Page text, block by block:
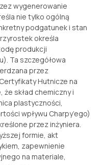
wygenerowanie
nie tylko ogólną
podgatunek i stan
określa
produkcji
Ta szczegółowa
przez
Hutnicze na
skład chemiczny i
plastyczności,
wpływu Charpy’ego)
przez inżyniera.
formie, akt
zapewnienie
na materiale,